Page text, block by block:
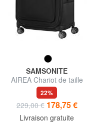
SAMSONITE
AIREA Chariot de taille
moyenne, extensible
22%
229,00 € 178,75 €
Livraison gratuite